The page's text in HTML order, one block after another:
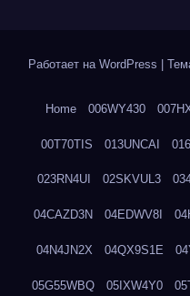
Работает на WordPress
Home 006WY430
00T70TIS 013UNCAI
023RN4UI 02SKVUL3
04CAZD3N 04EDWV8I
04N4JN2X 04QX9S1E
05G55WBQ 05IXW4Y0